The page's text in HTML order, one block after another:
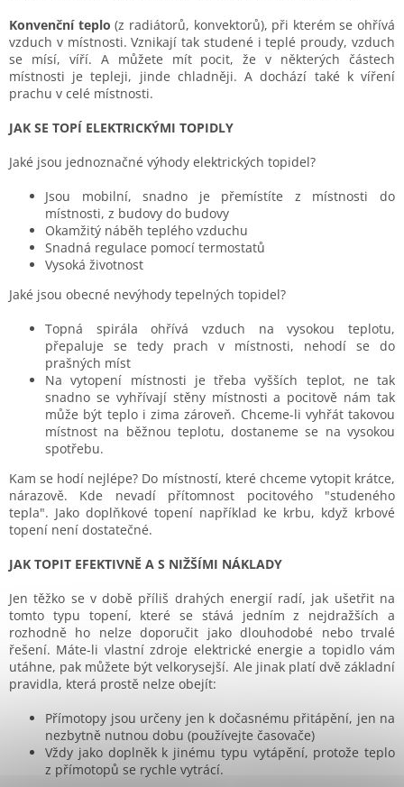
Konvenční teplo (z radiátorů, konvektorů), při kterém se ohřívá
vzduch v místnosti. Vznikají tak studené i teplé proudy, vzduch
se mísí, víří. A můžete mít pocit, že v některých částech
místnosti je tepleji, jinde chladněji. A dochází také k víření
prachu v celé místnosti.
JAK SE TOPÍ ELEKTRICKÝMI TOPIDLY
Jaké jsou jednoznačné výhody elektrických topidel?
Jsou mobilní, snadno je přemístíte z místnosti do
místnosti, z budovy do budovy
Okamžitý náběh teplého vzduchu
Snadná regulace pomocí termostatů
Vysoká životnost
Jaké jsou obecné nevýhody tepelných topidel?
Topná spirála ohřívá vzduch na vysokou teplotu,
přepaluje se tedy prach v místnosti, nehodí se do
prašných míst
Na vytopení místnosti je třeba vyšších teplot, ne tak
snadno se vyhřívají stěny místnosti a pocitově nám tak
může být teplo i zima zároveň. Chceme-li vyhřát takovou
místnost na běžnou teplotu, dostaneme se na vysokou
spotřebu.
Kam se hodí nejlépe? Do místností, které chceme vytopit krátce,
nárazově. Kde nevadí přítomnost pocitového "studeného
tepla". Jako doplňkové topení například ke krbu, když krbové
topení není dostatečné.
JAK TOPIT EFEKTIVNĚ A S NIŽŠÍMI NÁKLADY
Jen těžko se v době příliš drahých energií radí, jak ušetřit na
tomto typu topení, které se stává jedním z nejdražších a
rozhodně ho nelze doporučit jako dlouhodobé nebo trvalé
řešení. Máte-li vlastní zdroje elektrické energie a topidlo vám
utáhne, pak můžete být velkorysejší. Ale jinak platí dvě základní
pravidla, která prostě nelze obejít:
Přímotopy jsou určeny jen k dočasnému přitápění, jen na
nezbytně nutnou dobu (používejte časovače)
Vždy jako doplněk k jinému typu vytápění, protože teplo
z přímotopů se rychle vytrácí.